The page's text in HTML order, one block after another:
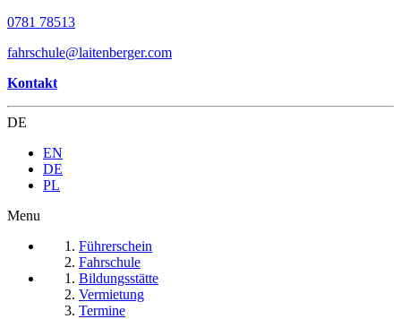
0781 78513
fahrschule@laitenberger.com
Kontakt
DE
EN
DE
PL
Menu
Führerschein
Fahrschule
Bildungsstätte
Vermietung
Termine